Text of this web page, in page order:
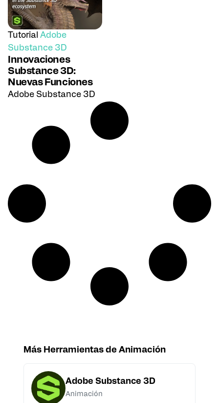
Tutorial Adobe
Substance 3D
Innovaciones
Substance 3D:
Nuevas Funciones
Adobe Substance 3D
Más Herramientas de Animación
Adobe Substance 3D
Animación